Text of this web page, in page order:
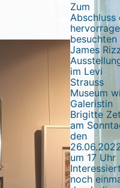
Zum
Abschluss
besuchten
James
im Levi
Strauss
Museum
Galeristin
Brigitte
am
den
um 17 Uhr
noch